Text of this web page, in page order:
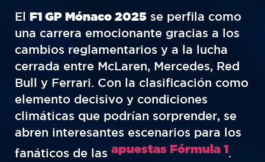
El F1 GP Mónaco 2025 se perfila como
una carrera emocionante gracias a los
cambios reglamentarios y a la lucha
cerrada entre McLaren, Mercedes, Red
Bull y Ferrari. Con la clasificación como
elemento decisivo y condiciones
climáticas que podrían sorprender, se
abren interesantes escenarios para los
fanáticos de las apuestas Fórmula 1.